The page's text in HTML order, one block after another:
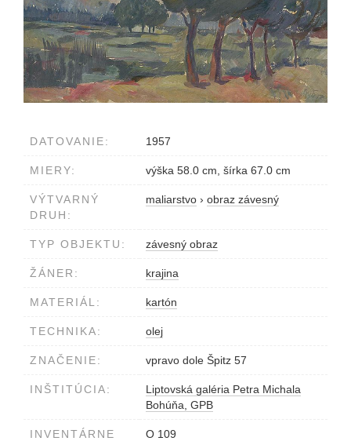
DATOVANIE: 1957
MIERY: výška 58.0 cm, šírka 67.0 cm
VÝTVARNÝ
DRUH:
maliarstvo › obraz závesný
TYP OBJEKTU: závesný obraz
ŽÁNER: krajina
MATERIÁL: kartón
TECHNIKA: olej
ZNAČENIE: vpravo dole Špitz 57
INŠTITÚCIA:
Liptovská galéria Petra Michala
Bohúňa, GPB
INVENTÁRNE
O 109